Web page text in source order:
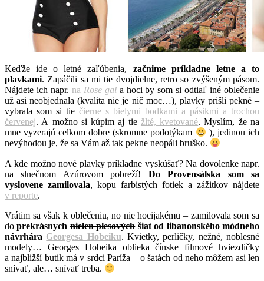
Keďže ide o letné zaľúbenia, začnime príkladne letne a to
plavkami. Zapáčili sa mi tie dvojdielne, retro so zvýšeným pásom.
Nájdete ich napr. na Rose gala hoci by som si odtiaľ iné oblečenie
už asi neobjednala (kvalita nie je nič moc…), plavky prišli pekné –
vybrala som si tie čierne s bielymi bodkami a pásikmi a trochou
červenej. A možno si kúpim aj tie žlté, kvetované. Myslím, že na
mne vyzerajú celkom dobre (skromne podotýkam
), jedinou ich
nevýhodou je, že sa Vám až tak pekne neopáli bruško.
A kde možno nové plavky príkladne vyskúšať? Na dovolenke napr.
na slnečnom Azúrovom pobreží! Do Provensálska som sa
vyslovene zamilovala, kopu farbistých fotiek a zážitkov nájdete
v reporte.
Vrátim sa však k oblečeniu, no nie hocijakému – zamilovala som sa
doprekrásnychnielen plesovýchšiat od libanonského módneho
návrhára Georgesa Hobeiku. Kvietky, perličky, nežné, noblesné
modely… Georges Hobeika oblieka čínske filmové hviezdičky
a najbližší butik má v srdci Paríža – o šatách od neho môžem asi len
snívať, ale… snívať treba.